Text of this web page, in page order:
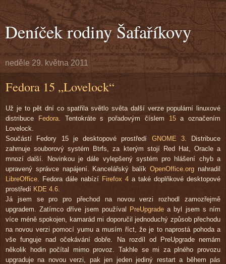
Deníček rodiny Šafaříkovy
neděle 29. května 2011
Fedora 15 „Lovelock“
Už je to pět dní co spatřila světlo světa další verze populární linuxové
distribuce
Fedora. Tentokráte s pořadovým číslem 15a označením
Lovelock.
Součástí Fedory 15 je desktopové prostředí GNOME 3. Distribuce
zahrnuje souborový systém Btrfs, za kterým stojí Red Hat, Oracle a
mnozí další. Novinkou je dále vylepšený systém pro hlášení chyb a
upravený správce napájení. Kancelářský balíkOpenOffice.org nahradil
LibreOffice . Fedora dále nabízí Firefox 4 a také doplňkové desktopové
prostředí KDE 4.6
Já jsem se pro pro přechod na novou verzi rozhodl zamozřejmě
upgradem. Zatímco dříve jsem používal
PreUpgrade a byl jsem s ním
více méně spokojen, kamarád mi doporučil jednoduchý způsob přechodu
na novou verzi pomocí yumu a musím říct, že je to naprostá pohoda a
vše funguje nad očekávání dobře. Na rozdíl od PreUpgrade nemám
několik hodin počítal mimo provoz. Takhle se mi za plného provozu
upgraduje na novou verzi, pak jen jeden jediný restart a během pás